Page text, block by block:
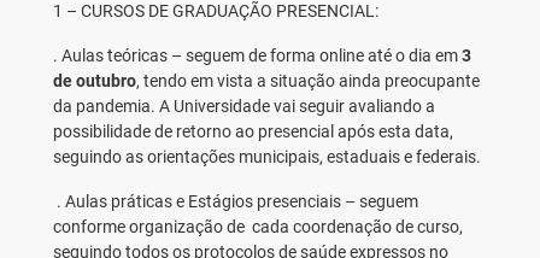
1 – CURSOS DE GRADUAÇÃO PRESENCIAL:
. Aulas teóricas – seguem de forma online até o dia em3
de outubro, tendo em vista a situação ainda preocupante
da pandemia. A Universidade vai seguir avaliando a
possibilidade de retorno ao presencial após esta data,
seguindo as orientações municipais, estaduais e federais.
. Aulas práticas e Estágios presenciais – seguem
conforme organização de cada coordenação de curso,
seguindo todos os protocolos de saúde expressos no